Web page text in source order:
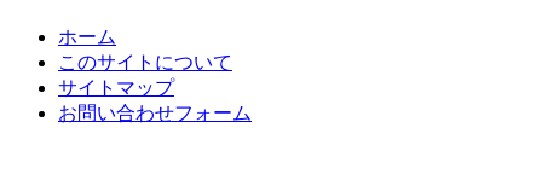
ホーム
このサイトについて
サイトマップ
お問い合わせフォーム